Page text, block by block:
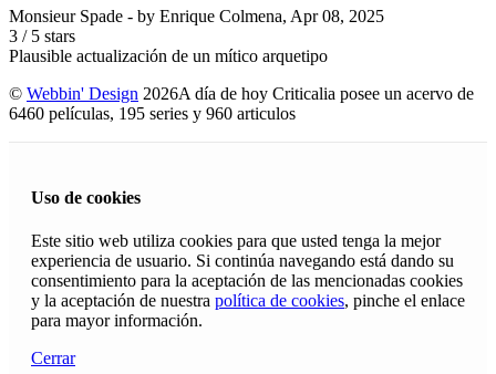
Monsieur Spade - by Enrique Colmena, Apr 08, 2025
3 / 5 stars
Plausible actualización de un mítico arquetipo
© Webbin' Design 2026A día de hoy Criticalia posee un acervo de
6460 películas, 195 series y 960 articulos
Uso de cookies
Este sitio web utiliza cookies para que usted tenga la mejor
experiencia de usuario. Si continúa navegando está dando su
consentimiento para la aceptación de las mencionadas cookies
y la aceptación de nuestra política de cookies, pinche el enlace
para mayor información.
Cerrar